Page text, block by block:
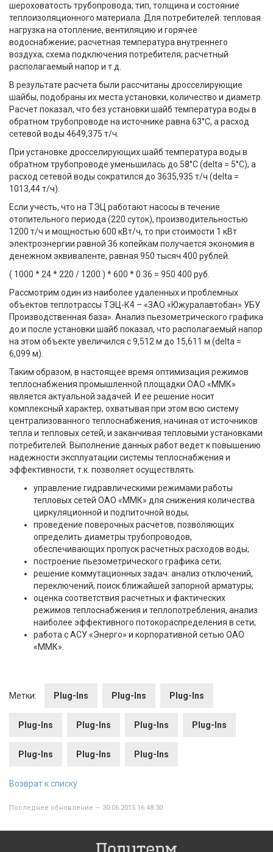
шероховатость трубопровода; тип, толщина и состояние
теплоизоляционного материала. Для потребителей: тепловая
нагрузка на отопление, вентиляцию и горячее
водоснабжение; расчетная температура внутреннего
воздуха; схема подключения потребителя; расчетный
располагаемый напор и т.д.
В результате расчета были рассчитаны дросселирующие
шайбы, подобраны их места установки, количество и диаметр.
Расчет показал, что без установки шайб температура воды в
обратном трубопроводе на источнике равна 63°С, а расход
сетевой воды 4649,375 т/ч.
При установке дросселирующих шайб температура воды в
обратном трубопроводе уменьшилась до 58°С (delta = 5°С), а
расход сетевой воды сократился до 3635,935 т/ч (delta =
1013,44 т/ч).
Если учесть, что на ТЭЦ работают насосы в течение
отопительного периода (220 суток), производительностью
1200 т/ч и мощностью 600 кВт/ч, то при стоимости 1 кВт
электроэнергии равной 36 копейкам получается экономия в
денежном эквиваленте, равная 950 тысяч 400 рублей.
( 1000 * 24 * 220 / 1200 ) * 600 * 0.36 = 950 400 руб.
Рассмотрим один из наиболее удаленных и проблемных
объектов теплотрассы ТЭЦ-К4 – «ЗАО «Южуралавтобан» УБУ
Производственная база». Анализ пьезометрического графика
до и после установки шайб показал, что располагаемый напор
на этом объекте увеличился с 9,512 м до 15,611 м (delta =
6,099 м).
Таким образом, в настоящее время оптимизация режимов
теплоснабжения промышленной площадки ОАО «ММК»
является актуальной задачей. И ее решение носит
комплексный характер, охватывая при этом всю систему
централизованного теплоснабжения, начиная от источников
тепла и тепловых сетей, и заканчивая тепловыми установками
потребителей. Выполнение данных работ ведет к повышению
надежности эксплуатации системы теплоснабжения и
эффективности, т.к. позволяет осуществлять:
управление гидравлическими режимами работы
тепловых сетей ОАО «ММК» для снижения количества
циркуляционной и подпиточной воды;
проведение поверочных расчетов, позволяющих
определить диаметры трубопроводов,
обеспечивающих пропуск расчетных расходов воды;
построение пьезометрического графика сети;
решение коммутационных задач: анализ отключений,
переключений, поиск ближайшей запорной арматуры;
оценка соответствия расчетных и фактических
режимов теплоснабжения и теплопотребления, анализ
наиболее эффективного потокораспределения в сети;
работа с АСУ «Энерго» и корпоративной сетью ОАО
«ММК».
Метки: Plug-Ins Plug-Ins Plug-Ins
Plug-Ins Plug-Ins Plug-Ins Plug-Ins
Plug-Ins Plug-Ins Plug-Ins
Возврат к списку
Последнее обновление — 30.06.2015 16:48:30